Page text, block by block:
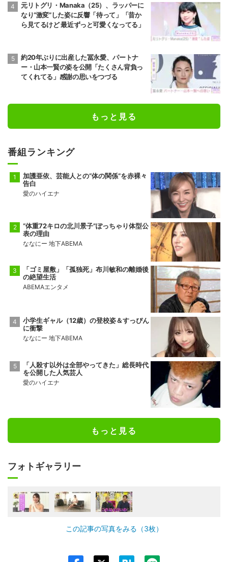
元リトグリ・Manaka（25）、ラッパーに
なり“激変”した姿に反響「待って」「昔か
ら見てるけど 最近ずっと可愛くなってる」
約20年ぶりに出産した冨永愛、パートナ
ー・山本一賢の姿を公開「たくさん背負っ
てくれてる」感謝の思いをつづる
もっと見る
番組ランキング
加護亜依、芸能人との“体の関係”を赤裸々
告白
愛のハイエナ
“体重72キロの北川景子”ぽっちゃり体型公
表の理由
ななにー 地下ABEMA
「ゴミ屋敷」「孤独死」布川敏和の離婚後
の絶望生活
ABEMAエンタメ
小学生ギャル（12歳）の登校姿＆すっぴん
に衝撃
ななにー 地下ABEMA
「人殺す以外は全部やってきた」総長時代
を公開した人気芸人
愛のハイエナ
もっと見る
フォトギャラリー
この記事の写真をみる（3枚）